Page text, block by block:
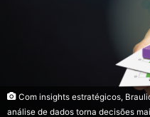
Com insights estratégicos,
análise de dados torna decisões